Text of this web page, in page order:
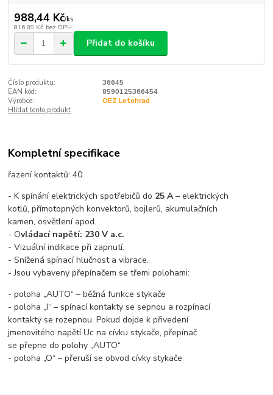
988,44 Kč/ks
816,89 Kč bez DPH
Přidat do košíku
Číslo produktu:
36645
EAN kód:
8590125366454
Výrobce:
OEZ Letohrad
Hlídat tento produkt
Kompletní specifikace
řazení kontaktů: 40
- K spínání elektrických spotřebičů do 25 A– elektrických
kotlů, přímotopných konvektorů, bojlerů, akumulačních
kamen, osvětlení apod.
- Ovládací napětí: 230 V a.c.
- Vizuální indikace při zapnutí.
- Snížená spínací hlučnost a vibrace.
- Jsou vybaveny přepínačem se třemi polohami:
- poloha „AUTO“ – běžná funkce stykače
- poloha „I“ – spínací kontakty se sepnou a rozpínací
kontakty se rozepnou. Pokud dojde k přivedení
jmenovitého napětí Uc na cívku stykače, přepínač
se přepne do polohy „AUTO“
- poloha „O“ – přeruší se obvod cívky stykače